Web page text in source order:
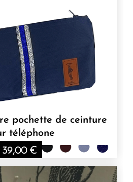
pochette de ceinture
téléphone
39,00 €